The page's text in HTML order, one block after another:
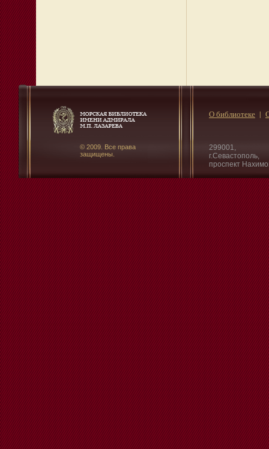
© 2009. Все права
защищены.
299001,
г.Севастополь,
проспект
О библиотеке